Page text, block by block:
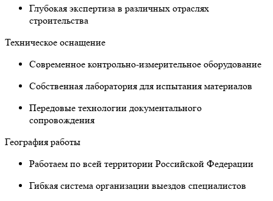
Глубокая экспертиза в различных отраслях
строительства
Техническое оснащение
Современное контрольно-измерительное оборудование
Собственная лаборатория для испытания материалов
Передовые технологии документального
сопровождения
География работы
Работаем по всей территории Российской Федерации
Гибкая система организации выездов специалистов